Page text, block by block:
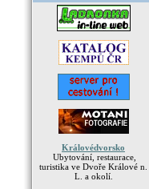
Královédvorsko
Ubytování, restaurace,
turistika ve Dvoře Králové n.
L. a okolí.